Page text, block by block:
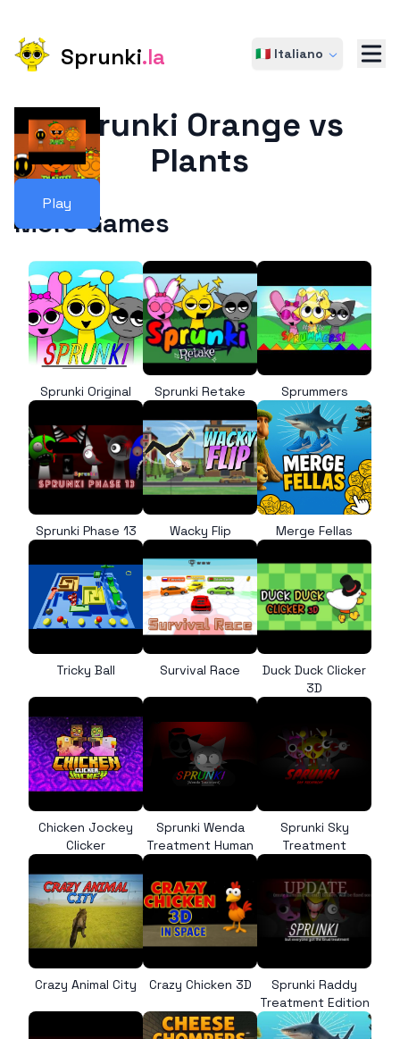
Sprunki.la 🇮🇹 Italiano
Play
Sprunki Orange vs
Plants
More Games
Sprunki Original Sprunki Retake Sprummers
Sprunki Phase 13 Wacky Flip Merge Fellas
Tricky Ball Survival Race
Duck Duck Clicker
3D
Chicken Jockey
Clicker
Sprunki Wenda
Treatment Human
Sprunki Sky
Treatment
Crazy Animal City Crazy Chicken 3D
Sprunki Raddy
Treatment Edition